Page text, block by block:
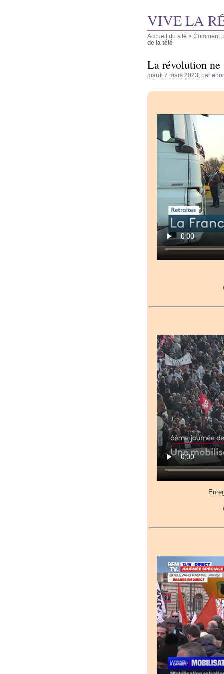
VIVE LA
Accueil du site > Comment
de la télé
La révolution ne
mardi 7 mars 2023 , par